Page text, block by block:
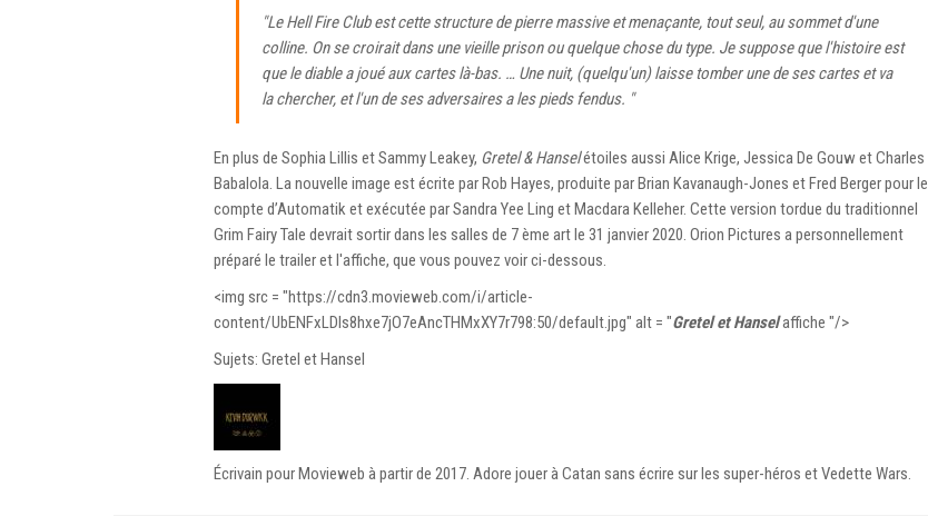
"Le Hell Fire Club est cette structure de pierre massive et menaçante, tout seul, au sommet d'une
colline. On se croirait dans une vieille prison ou quelque chose du type. Je suppose que l'histoire est
que le diable a joué aux cartes là-bas. … Une nuit, (quelqu'un) laisse tomber une de ses cartes et va
la chercher, et l'un de ses adversaires a les pieds fendus. "
En plus de Sophia Lillis et Sammy Leakey, Gretel & Hanselétoiles aussi Alice Krige, Jessica De Gouw et Charles
Babalola. La nouvelle image est écrite par Rob Hayes, produite par Brian Kavanaugh-Jones et Fred Berger pour le
compte d’Automatik et exécutée par Sandra Yee Ling et Macdara Kelleher. Cette version tordue du traditionnel
Grim Fairy Tale devrait sortir dans les salles de 7 ème art le 31 janvier 2020. Orion Pictures a personnellement
préparé le trailer et l'affiche, que vous pouvez voir ci-dessous.
<img src = "https://cdn3.movieweb.com/i/article-
content/UbENFxLDIs8hxe7jO7eAncTHMxXY7r798:50/default.jpg" alt = "Gretel et Hanselaffiche "/>
Sujets: Gretel et Hansel
Écrivain pour Movieweb à partir de 2017. Adore jouer à Catan sans écrire sur les super-héros et Vedette Wars.